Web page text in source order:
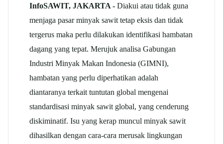
InfoSAWIT, JAKARTA - Diakui atau tidak guna
menjaga pasar minyak sawit tetap eksis dan tidak
tergerus maka perlu dilakukan identifikasi hambatan
dagang yang tepat. Merujuk analisa Gabungan
Industri Minyak Makan Indonesia (GIMNI),
hambatan yang perlu diperhatikan adalah
diantaranya terkait tuntutan global mengenai
standardisasi minyak sawit global, yang cenderung
diskiminatif. Isu yang kerap muncul minyak sawit
dihasilkan dengan cara-cara merusak lingkungan